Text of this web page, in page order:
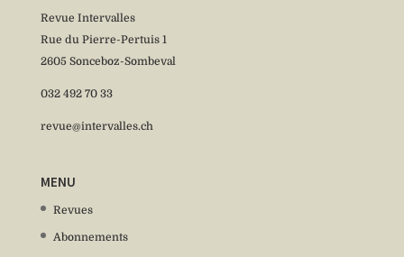
Revue Intervalles
Rue du Pierre-Pertuis 1
2605 Sonceboz-Sombeval
032 492 70 33
revue@intervalles.ch
MENU
Revues
Abonnements